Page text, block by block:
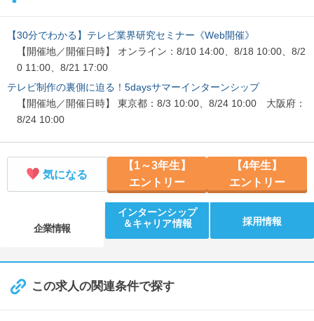
【30分でわかる】テレビ業界研究セミナー《Web開催》
【開催地／開催日時】 オンライン：8/10 14:00、8/18 10:00、8/2
0 11:00、8/21 17:00
テレビ制作の裏側に迫る！5daysサマーインターンシップ
【開催地／開催日時】 東京都：8/3 10:00、8/24 10:00 大阪府：
8/24 10:00
気になる
【1～3年生】
エントリー
【4年生】
エントリー
企業情報
インターンシップ
＆キャリア情報
採用情報
この求人の関連条件で探す